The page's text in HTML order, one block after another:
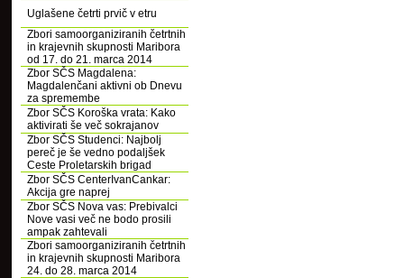
Uglašene četrti prvič v etru
Zbori samoorganiziranih četrtnih
in krajevnih skupnosti Maribora
od 17. do 21. marca 2014
Zbor SČS Magdalena:
Magdalenčani aktivni ob Dnevu
za spremembe
Zbor SČS Koroška vrata: Kako
aktivirati še več sokrajanov
Zbor SČS Studenci: Najbolj
pereč je še vedno podaljšek
Ceste Proletarskih brigad
Zbor SČS CenterIvanCankar:
Akcija gre naprej
Zbor SČS Nova vas: Prebivalci
Nove vasi več ne bodo prosili
ampak zahtevali
Zbori samoorganiziranih četrtnih
in krajevnih skupnosti Maribora
24. do 28. marca 2014